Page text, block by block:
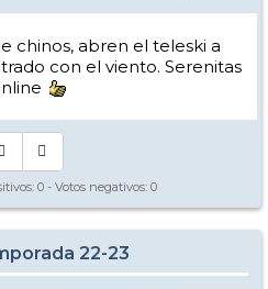
chinos, abren el teleski a
con el viento. Serenitas
0 - Votos negativos: 0
22-23